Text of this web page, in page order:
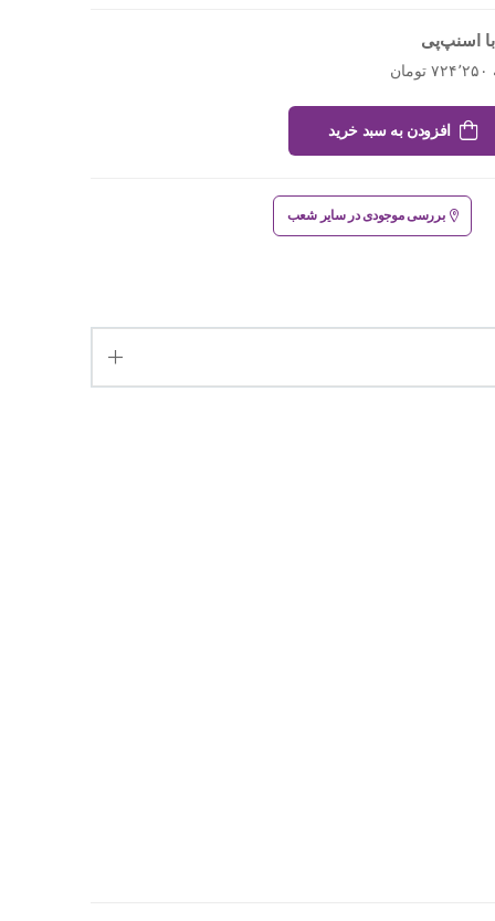
اسنپ‌پی
افزودن به سبد خرید
بررسی موجودی در سایر شعب